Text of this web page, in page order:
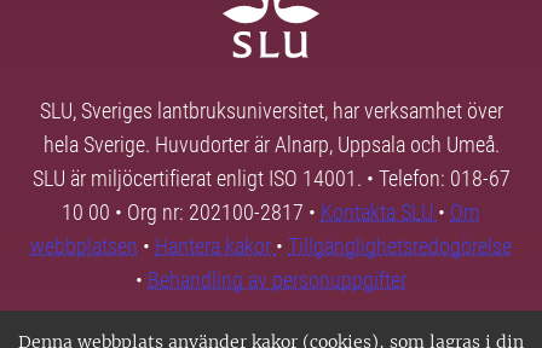
Denna webbplats använder kakor (cookies), som lagras i din
SLU, Sveriges lantbruksuniversitet, har verksamhet över
hela Sverige. Huvudorter är Alnarp, Uppsala och Umeå.
SLU är miljöcertifierat enligt ISO 14001. • Telefon: 018-67
10 00 • Org nr: 202100-2817 • Kontakta SLU • Om
webbplatsen • Hantera kakor • Tillgänglighetsredogörelse
• Behandling av personuppgifter